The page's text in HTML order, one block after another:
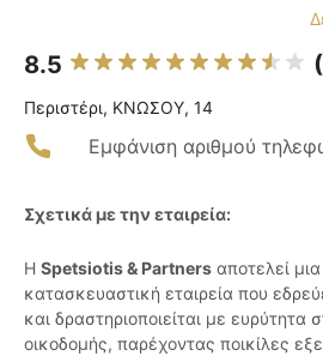
8.5
Περιστέρι, ΚΝΩΣΟΥ, 14
Εμφάνιση αριθμού
Σχετικά με την εταιρεία:
Η Spetsiotis & Partners αποτελεί
κατασκευαστική εταιρεία που
και δραστηριοποιείται με ευρύτητα
οικοδομής, παρέχοντας ποικίλες